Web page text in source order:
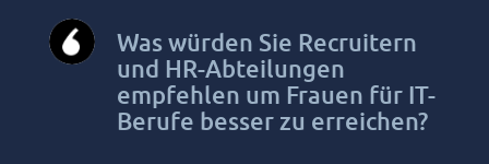
Was würden Sie Recruitern
und HR-Abteilungen
empfehlen um Frauen für IT-
Berufe besser zu erreichen?